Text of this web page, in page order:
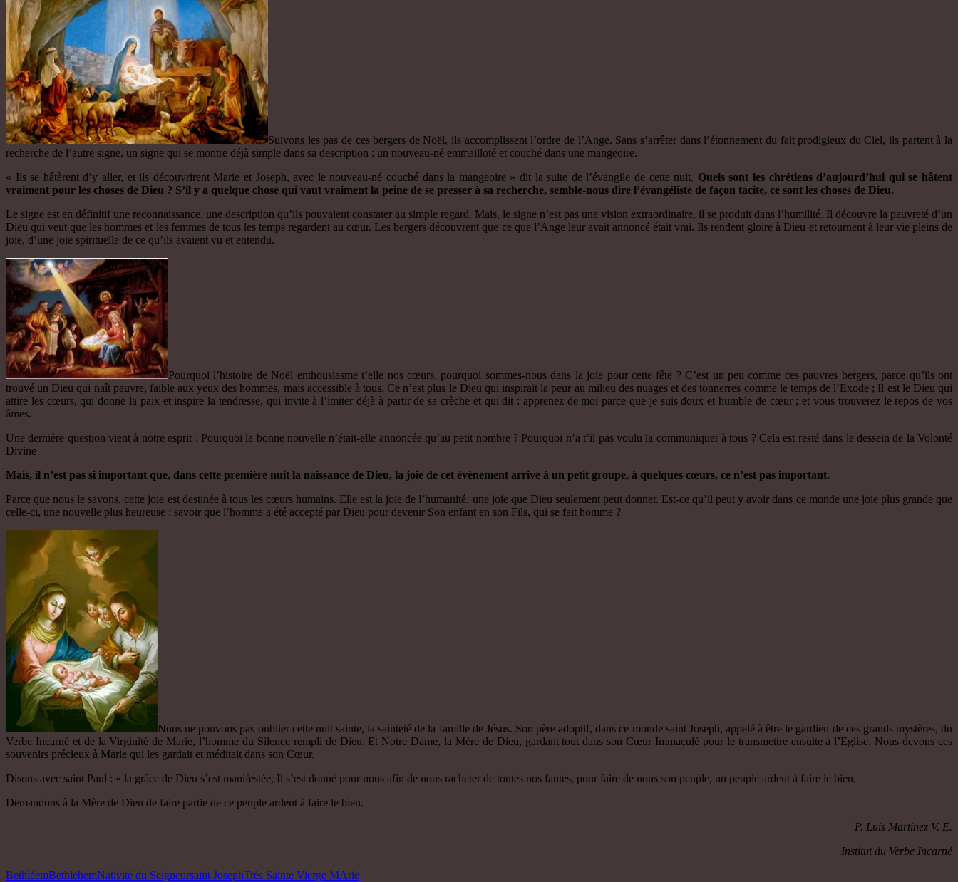
Suivons les pas de ces bergers de Noël, ils accomplissent l’ordre de l’Ange. Sans s’arrêter dans l’étonnement du fait prodigieux du Ciel, ils partent à la
recherche de l’autre signe, un signe qui se montre déjà simple dans sa description : un nouveau-né emmailloté et couché dans une mangeoire.
« Ils se hâtèrent d’y aller, et ils découvrirent Marie et Joseph, avec le nouveau-né couché dans la mangeoire » dit la suite de l’évangile de cette nuit. Quels sont les chrétiens d’aujourd’hui qui se hâtent
vraiment pour les choses de Dieu ? S’il y a quelque chose qui vaut vraiment la peine de se presser à sa recherche, semble-nous dire l’évangéliste de façon tacite, ce sont les choses de Dieu.
Le signe est en définitif une reconnaissance, une description qu’ils pouvaient constater au simple regard. Mais, le signe n’est pas une vision extraordinaire, il se produit dans l’humilité. Il découvre la pauvreté d’un
Dieu qui veut que les hommes et les femmes de tous les temps regardent au cœur. Les bergers découvrent que ce que l’Ange leur avait annoncé était vrai. Ils rendent gloire à Dieu et retournent à leur vie pleins de
joie, d’une joie spirituelle de ce qu’ils avaient vu et entendu.
Pourquoi l’histoire de Noël enthousiasme t’elle nos cœurs, pourquoi sommes-nous dans la joie pour cette fête ? C’est un peu comme ces pauvres bergers, parce qu’ils ont
trouvé un Dieu qui naît pauvre, faible aux yeux des hommes, mais accessible à tous. Ce n’est plus le Dieu qui inspirait la peur au milieu des nuages et des tonnerres comme le temps de l’Exode ; Il est le Dieu qui
attire les cœurs, qui donne la paix et inspire la tendresse, qui invite à l’imiter déjà à partir de sa crèche et qui dit : apprenez de moi parce que je suis doux et humble de cœur ; et vous trouverez le repos de vos
âmes.
Une dernière question vient à notre esprit : Pourquoi la bonne nouvelle n’était-elle annoncée qu’au petit nombre ? Pourquoi n’a t’il pas voulu la communiquer à tous ? Cela est resté dans le dessein de la Volonté
Divine
Mais, il n’est pas si important que, dans cette première nuit la naissance de Dieu, la joie de cet évènement arrive à un petit groupe, à quelques cœurs, ce n’est pas important.
Parce que nous le savons, cette joie est destinée à tous les cœurs humains. Elle est la joie de l’humanité, une joie que Dieu seulement peut donner. Est-ce qu’il peut y avoir dans ce monde une joie plus grande que
celle-ci, une nouvelle plus heureuse : savoir que l’homme a été accepté par Dieu pour devenir Son enfant en son Fils, qui se fait homme ?
Nous ne pouvons pas oublier cette nuit sainte, la sainteté de la famille de Jésus. Son père adoptif, dans ce monde saint Joseph, appelé à être le gardien de ces grands mystères, du
Verbe Incarné et de la Virginité de Marie, l’homme du Silence rempli de Dieu. Et Notre Dame, la Mère de Dieu, gardant tout dans son Cœur Immaculé pour le transmettre ensuite à l’Eglise. Nous devons ces
souvenirs précieux à Marie qui les gardait et méditait dans son Cœur.
Disons avec saint Paul : « la grâce de Dieu s’est manifestée, Il s’est donné pour nous afin de nous racheter de toutes nos fautes, pour faire de nous son peuple, un peuple ardent à faire le bien.
Demandons à la Mère de Dieu de faire partie de ce peuple ardent à faire le bien.
P. Luis Martinez V. E.
Institut du Verbe Incarné
BethléemBethlehemNativité du Seigneursaint JosephTrès Sainte Vierge MArie